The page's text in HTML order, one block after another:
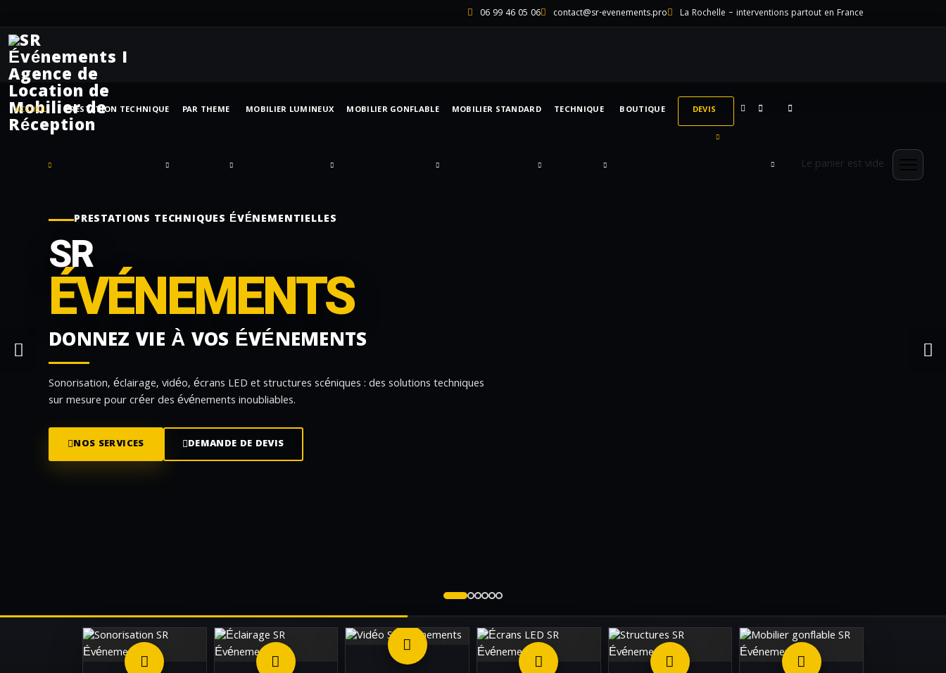
06 99 46 05 06 contact@sr-evenements.pro La Rochelle – interventions partout en France
ACCUEIL PRESTATION TECHNIQUE PAR THEME MOBILIER LUMINEUX MOBILIER GONFLABLE MOBILIER STANDARD TECHNIQUE BOUTIQUE DEVIS
Le panier est vide
PRESTATIONS TECHNIQUES ÉVÉNEMENTIELLES
SR
ÉVÉNEMENTS
DONNEZ VIE À VOS ÉVÉNEMENTS
Sonorisation, éclairage, vidéo, écrans LED et structures scéniques : des solutions techniques
sur mesure pour créer des événements inoubliables.
NOS SERVICES DEMANDE DE DEVIS